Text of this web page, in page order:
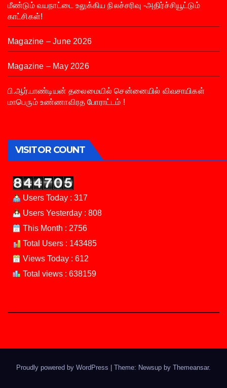
மீண்டும் வயநாட்டை உலுக்கிய நிலச்சரிவு -அதிர்ச்சியூட்டும்
காட்சிகள்!
Magazine – June 2026
Magazine – May 2026
பி.ஆர்.பாண்டியன் தலைமையில் சென்னையில் விவசாயிகள்
மாபெரும் உண்ணாவிரத போராட்டம் !
VISITOR COUNT
Users Today : 317
Users Yesterday : 808
This Month : 2756
Total Users : 143485
Views Today : 612
Total views : 638159
Proudly powered by WordPress | Theme: Newsup by Themeansar.